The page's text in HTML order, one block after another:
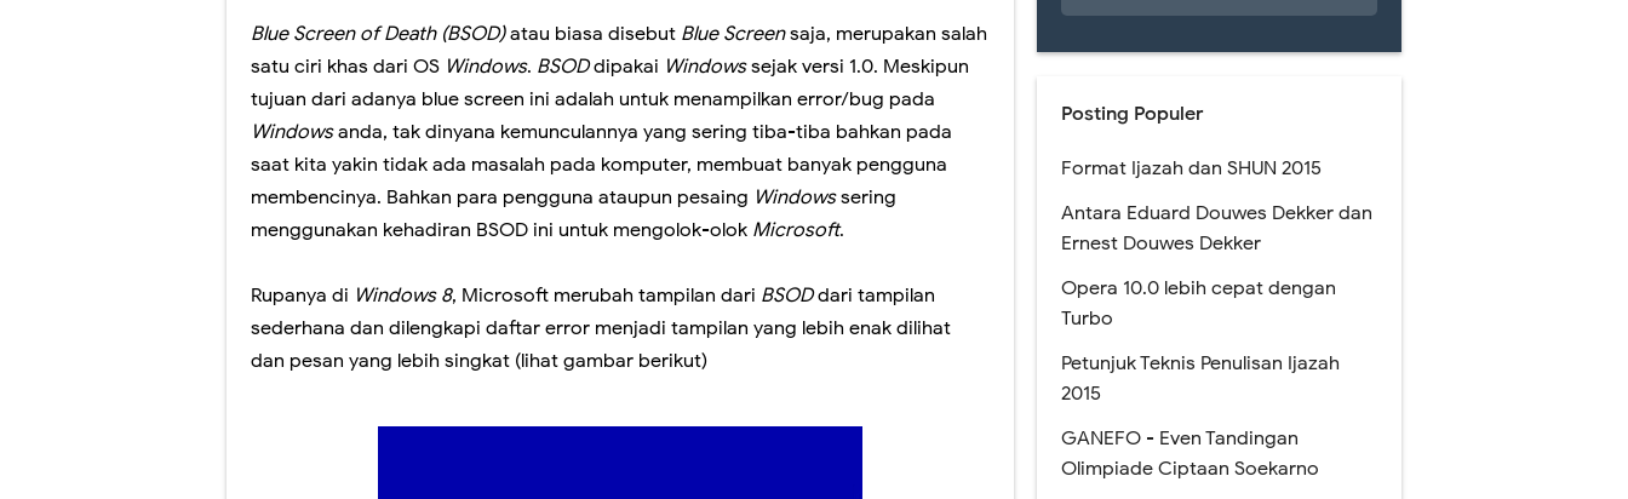
Jangan lewatkan! Pendaftaran Sekolah Kedinasan tahun 2023 akan Segera Dibuka
Yuk! Simak Cara Melihat Pengumuman Hasil SNBP 2023
Ada yang Berbeda dengan PDSS Tahun 2021
Sosialisasi Asesmen Nasional SMA Negeri Kabupaten Jember
Peresmian Kebijakan Bantuan Kuota Internet Kemdikbud Tahun 2020
Blue Screen of Death (BSOD)atau biasa disebut Blue Screensaja, merupakan salah
satu ciri khas dari OS Windows. BSODdipakai Windowssejak versi 1.0. Meskipun
tujuan dari adanya blue screen ini adalah untuk menampilkan error/bug pada
Windowsanda, tak dinyana kemunculannya yang sering tiba-tiba bahkan pada
saat kita yakin tidak ada masalah pada komputer, membuat banyak pengguna
membencinya. Bahkan para pengguna ataupun pesaing Windowssering
menggunakan kehadiran BSOD ini untuk mengolok-olok Microsoft.
Rupanya di Windows 8, Microsoft merubah tampilan dari BSODdari tampilan
sederhana dan dilengkapi daftar error menjadi tampilan yang lebih enak dilihat
dan pesan yang lebih singkat (lihat gambar berikut)
Posting Populer
Format Ijazah dan SHUN 2015
Antara Eduard Douwes Dekker dan
Ernest Douwes Dekker
Opera 10.0 lebih cepat dengan
Turbo
Petunjuk Teknis Penulisan Ijazah
2015
GANEFO - Even Tandingan
Olimpiade Ciptaan Soekarno